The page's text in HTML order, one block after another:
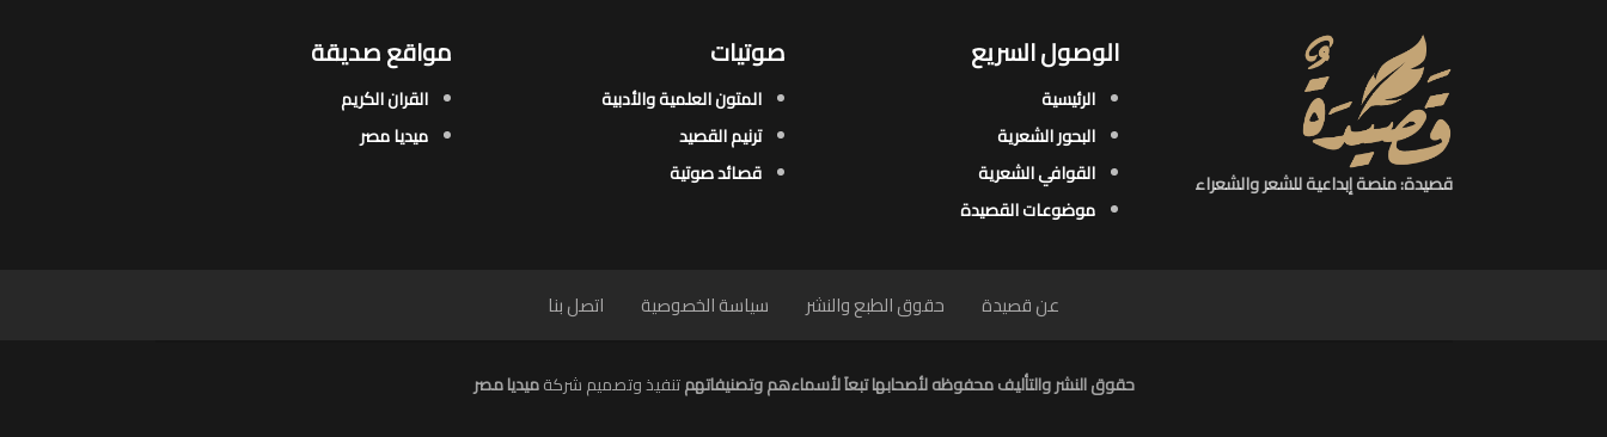
قصيدة: منصة إبداعية للشعر والشعراء
الوصول السريع
الرئيسية
البحور الشعرية​
القوافي الشعرية​
موضوعات القصيدة​
صوتيات
المتون العلمية والأدبية
ترنيم القصيد
قصائد صوتية
مواقع صديقة
القران الكريم
ميديا مصر
عن قصيدة حقوق الطبع والنشر سياسة الخصوصية اتصل بنا
حقوق النشر والتأليف محفوظه لأصحابها تبعاَ لأسماءهم وتصنيفاتهمتنفيذ وتصميم شركةميديا مصر